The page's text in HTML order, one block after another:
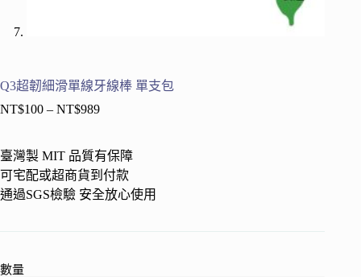
Q3超韌細滑單線牙線棒 單支包
NT$100 – NT$989價
範
圍：
NT$100
到
臺灣製 MIT 品質有保障
可宅配或超商貨到付款
通過SGS檢驗 安全放心使用
數量